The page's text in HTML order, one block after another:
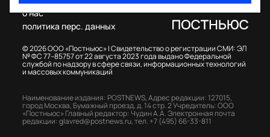
© 2026 ООО «Постньюс» |Свидетельство о регистрации СМИ: ЭЛ
№ ФС 77–85757 от 22 августа 2023 года выдано Федеральной
службой по надзору в сфере связи, информационных технологий
и массовых коммуникаций
о нас
политика перс. данных
Наименование издания: POSTNEWS,Адрес редакции: 127015,
город Москва, Бумажный проезд, д. 14 стр. 2Учредитель: ООО
«Постньюс» Главный редактор: Чудин А.А.Электронная почта
редакции:glavred@postnews.ru,тел. +7 (495) 66-33-811